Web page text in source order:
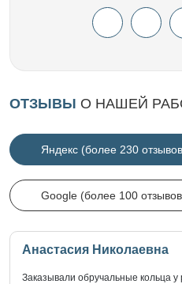
ОТЗЫВЫ О НАШЕЙ
Яндекс (более 230
Google (более 100
Анастасия Николаевна
Заказывали обручальные кольца